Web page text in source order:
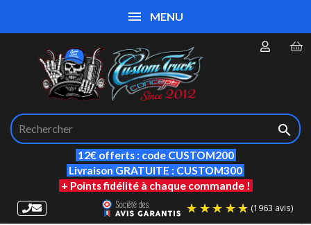

12€ offerts : code CUSTOM200
Livraison GRATUITE : CUSTOM300
+ Points fidélité à chaque commande !
MENU